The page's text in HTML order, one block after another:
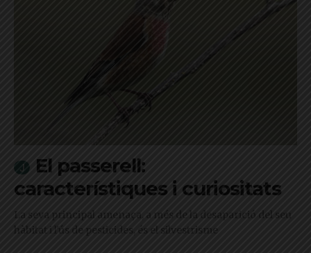
El passerell:
característiques i curiositats
La seva principal amenaça, a més de la desaparició del seu
hàbitat i l'ús de pesticides, és el silvestrisme